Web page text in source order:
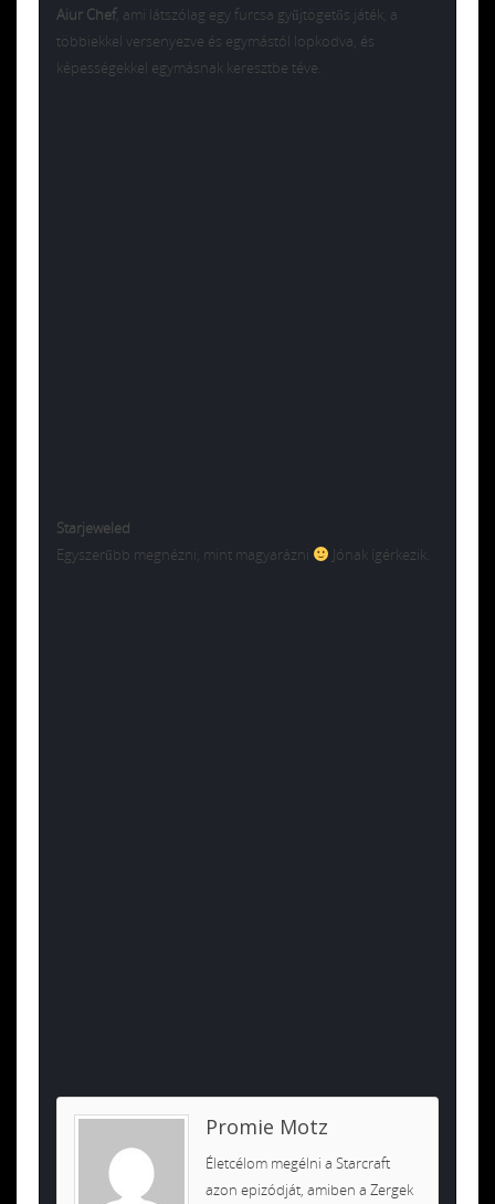
Aiur Chef, ami látszólag egy furcsa gyűjtögetős játék, a
többiekkel versenyezve és egymástól lopkodva, és
képességekkel egymásnak keresztbe téve.
Starjeweled
Egyszerűbb megnézni, mint magyarázni
Jónak ígérkezik.
Promie Motz
Életcélom megélni a Starcraft
azon epizódját, amiben a Zergek